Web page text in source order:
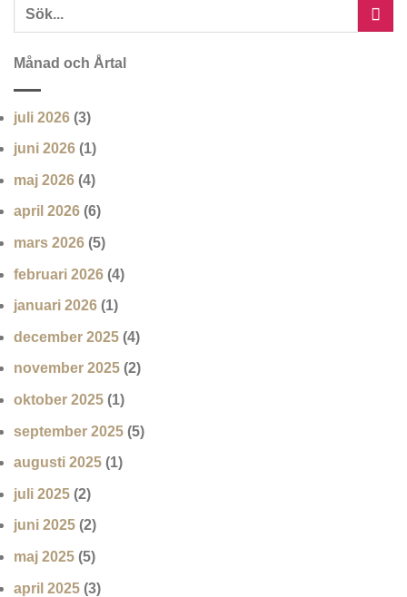
Månad och Årtal
juli 2026 (3)
juni 2026 (1)
maj 2026 (4)
april 2026 (6)
mars 2026 (5)
februari 2026 (4)
januari 2026 (1)
december 2025 (4)
november 2025 (2)
oktober 2025 (1)
september 2025 (5)
augusti 2025 (1)
juli 2025 (2)
juni 2025 (2)
maj 2025 (5)
april 2025 (3)